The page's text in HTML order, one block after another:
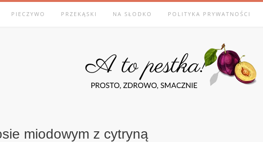
PIECZYWO PRZEKĄSKI NA SŁODKO POLITYKA PRYWATNOŚCI
miodowym z cytryną